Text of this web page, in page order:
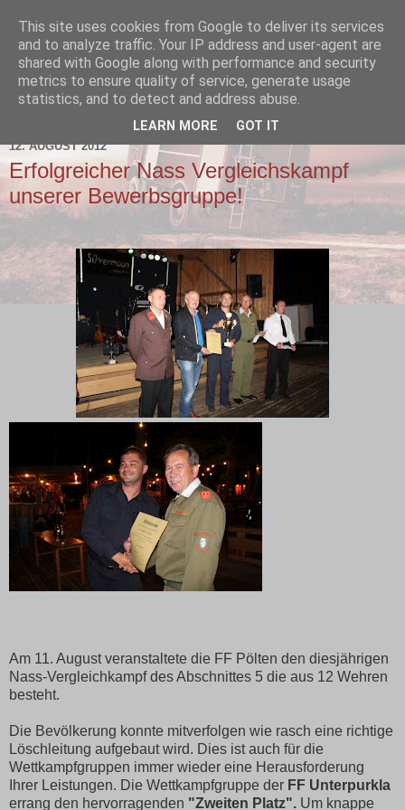
12. AUGUST 2012
Erfolgreicher Nass Vergleichskampf
unserer Bewerbsgruppe!
Am 11. August veranstaltete die FF Pölten den diesjährigen
Nass-Vergleichkampf des Abschnittes 5 die aus 12 Wehren
besteht.
Die Bevölkerung konnte mitverfolgen wie rasch eine richtige
Löschleitung aufgebaut wird. Dies ist auch für die
Wettkampfgruppen immer wieder eine Herausforderung
Ihrer Leistungen. Die Wettkampfgruppe der FF Unterpurkla
errang den hervorragenden "Zweiten Platz". Um knappe
This site uses cookies from Google to deliver its services
and to analyze traffic. Your IP address and user-agent are
shared with Google along with performance and security
metrics to ensure quality of service, generate usage
statistics, and to detect and address abuse.
LEARN MORE GOT IT